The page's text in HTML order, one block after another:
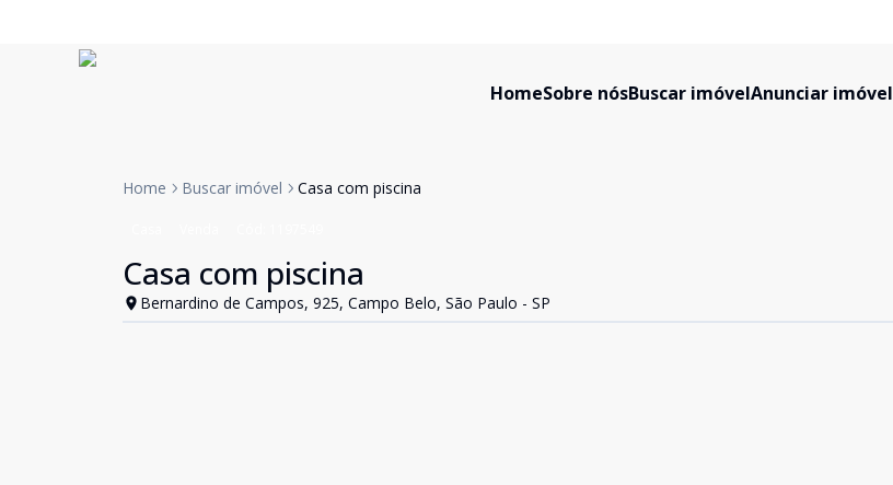
HomeSobre nósBuscar imóvelAnunciar imóvel
Home Buscar imóvel Casa com piscina
Casa com piscina
Bernardino de Campos, 925, Campo Belo, São Paulo - SP